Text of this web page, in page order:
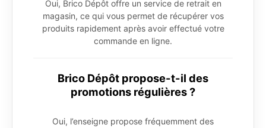
Oui, Brico Dépôt offre un service de retrait en
magasin, ce qui vous permet de récupérer vos
produits rapidement après avoir effectué votre
commande en ligne.
Brico Dépôt propose-t-il des
promotions régulières ?
Oui, l’enseigne propose fréquemment des